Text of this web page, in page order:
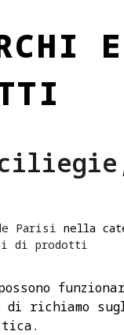
E
Parisi nella
di prodotti
di richiamo